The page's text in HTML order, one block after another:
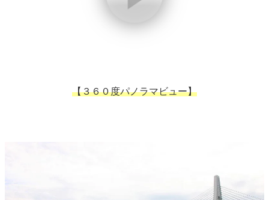
【３６０度パノラマビュー】